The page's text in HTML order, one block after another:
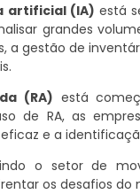
artificial (IA) está
grandes
a gestão de
(RA) está
de RA, as
e a
o setor de
os desafios